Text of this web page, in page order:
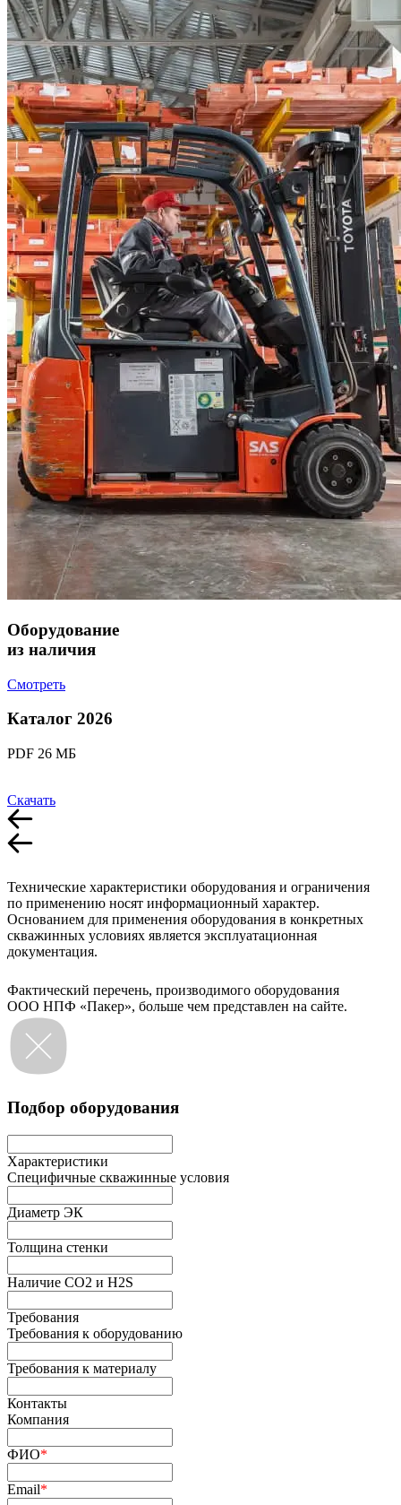
Оборудование
из наличия
Смотреть
Каталог 2026
PDF 26 МБ
Скачать
Технические характеристики оборудования и ограничения
по применению носят информационный характер.
Основанием для применения оборудования в конкретных
скважинных условиях является эксплуатационная
документация.
Фактический перечень, производимого оборудования
ООО НПФ «Пакер», больше чем представлен на сайте.
Подбор оборудования
Характеристики
Специфичные скважинные условия
Диаметр ЭК
Толщина стенки
Наличие СО2 и H2S
Требования
Требования к оборудованию
Требования к материалу
Контакты
Компания
ФИО*
Email*